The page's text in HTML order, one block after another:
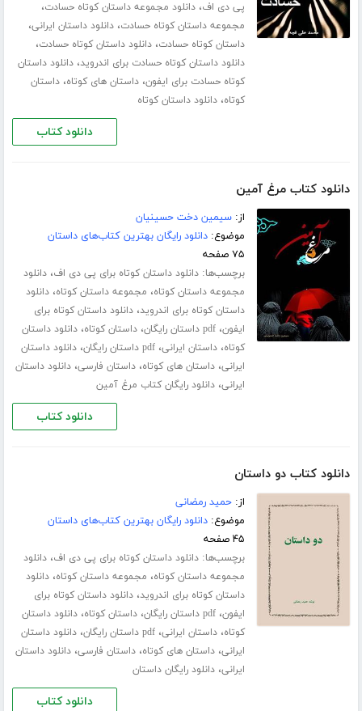
پی دی اف،دانلود مجموعه داستان کوتاه حسادت،
مجموعه داستان کوتاه حسادت،دانلود داستان ایرانی،
داستان کوتاه حسادت،دانلود داستان کوتاه حسادت،
دانلود داستان کوتاه حسادت برای اندروید،دانلود داستان
کوتاه حسادت برای ایفون،داستان های کوتاه،داستان
کوتاه،دانلود داستان کوتاه
دانلود کتاب
دانلود کتاب مرغ آمین
از:سیمین دخت حسینیان
موضوع:دانلود رایگان بهترین کتاب‌های داستان
۷۵ صفحه
برچسب‌ها:دانلود داستان کوتاه برای پی دی اف،دانلود
مجموعه داستان کوتاه، مجموعه داستان کوتاه،دانلود
داستان کوتاه برای اندروید،دانلود داستان کوتاه برای
ایفون،pdf داستان رایگان ،داستان کوتاه،دانلود داستان
کوتاه،داستان ایرانی،pdf داستان رایگان ،دانلود داستان
ایرانی،داستان های کوتاه،داستان فارسی،دانلود داستان
ایرانی،دانلود رایگان کتاب مرغ آمین
دانلود کتاب
دانلود کتاب دو داستان
از:حمید رمضانی
موضوع:دانلود رایگان بهترین کتاب‌های داستان
۴۵ صفحه
برچسب‌ها:دانلود داستان کوتاه برای پی دی اف،دانلود
مجموعه داستان کوتاه، مجموعه داستان کوتاه،دانلود
داستان کوتاه برای اندروید،دانلود داستان کوتاه برای
ایفون،pdf داستان رایگان ،داستان کوتاه،دانلود داستان
کوتاه،داستان ایرانی،pdf داستان رایگان ،دانلود داستان
ایرانی،داستان های کوتاه،داستان فارسی،دانلود داستان
ایرانی،دانلود رایگان داستان
دانلود کتاب